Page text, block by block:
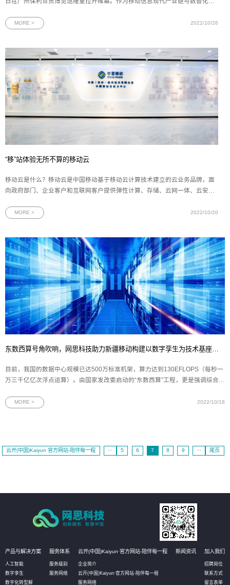
500强企业、国内外知名企业董事长、CEO报名与会，中国移动集团高层将齐
MORE > 2022/10/26
“移”站体验无所不算的移动云
移动云是什么？移动云是中国移动基于移动云计算技术建立的云业务品牌，面
向政府部门、企业客户和互联网客户提供弹性计算、存储、云网一体、云安
PaaS产品，以及包括通过开放云市场引入的合作伙伴海量优质应用在内的千款
MORE > 2022/10/20
东数西算号角吹响，网思科技助力新疆移动构建以数字孪生为技术基座的新一代智慧数据中心
目前，我国的数据中心规模已达500万标准机架，算力达到130EFLOPS（每秒一
万三千亿亿次浮点运算）。由国家发改委启动的“东数西算”工程，更是强调综合性
拉平中西部发展差距。近日，网思科技携手中国移动通信集团新疆有限公司，在
MORE > 2022/10/18
云开(中国)Kaiyun·官方网站-陪伴每一程 ··· 5 6 7 8 9 ··· 尾页
产品与解决方案
人工智能
数字孪生
数字化转型解
服务体系
服务级别
服务网络
云开(中国)Kaiyun·官方网站-陪伴每一程
企业简介
云开(中国)Kaiyun·官方网站-陪伴每一程
服务网络
新闻资讯 加入我们
招聘岗位
联系方式
留言表单